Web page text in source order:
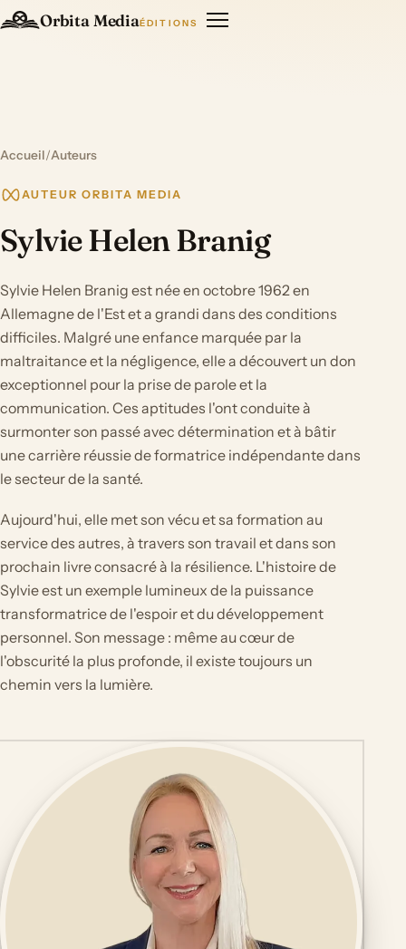
Orbita MediaÉDITIONS
Accueil/Auteurs
AUTEUR ORBITA MEDIA
Sylvie Helen Branig
Sylvie Helen Branig est née en octobre 1962 en
Allemagne de l'Est et a grandi dans des conditions
difficiles. Malgré une enfance marquée par la
maltraitance et la négligence, elle a découvert un don
exceptionnel pour la prise de parole et la
communication. Ces aptitudes l'ont conduite à
surmonter son passé avec détermination et à bâtir
une carrière réussie de formatrice indépendante dans
le secteur de la santé.
Aujourd'hui, elle met son vécu et sa formation au
service des autres, à travers son travail et dans son
prochain livre consacré à la résilience. L'histoire de
Sylvie est un exemple lumineux de la puissance
transformatrice de l'espoir et du développement
personnel. Son message : même au cœur de
l'obscurité la plus profonde, il existe toujours un
chemin vers la lumière.